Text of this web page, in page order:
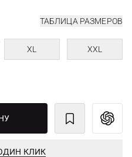
ТАБЛИЦА РАЗМЕРОВ
XL XXL
КЛИК